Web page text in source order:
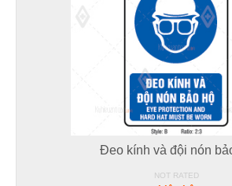
Đeo kính và đội nón
NOT RATED